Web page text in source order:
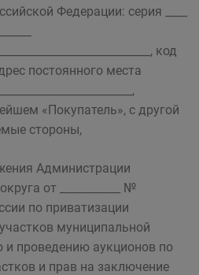
Федерации: серия ____
код
постоянного места
«Покупатель», с другой
стороны,
Администрации
от ___________ №
по приватизации
муниципальной
и проведению аукционов по
и прав на заключение